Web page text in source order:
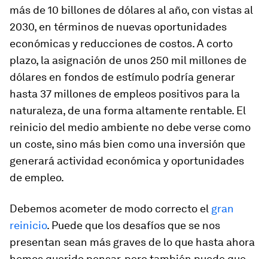
más de 10 billones de dólares al año, con vistas al
2030, en términos de nuevas oportunidades
económicas y reducciones de costos. A corto
plazo, la asignación de unos 250 mil millones de
dólares en fondos de estímulo podría generar
hasta 37 millones de empleos positivos para la
naturaleza, de una forma altamente rentable. El
reinicio del medio ambiente no debe verse como
un coste, sino más bien como una inversión que
generará actividad económica y oportunidades
de empleo.
Debemos acometer de modo correcto el gran
reinicio. Puede que los desafíos que se nos
presentan sean más graves de lo que hasta ahora